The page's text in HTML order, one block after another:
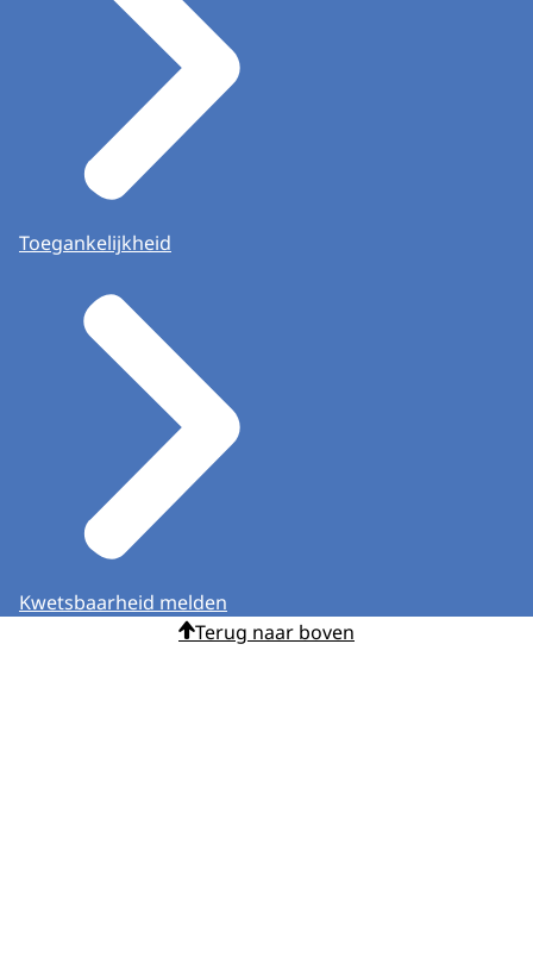
Toegankelijkheid
Kwetsbaarheid melden
Terug naar boven